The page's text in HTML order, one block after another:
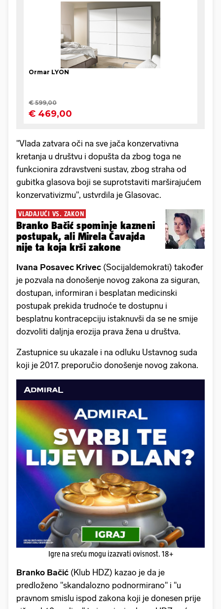
"Vlada zatvara oči na sve jača konzervativna
kretanja u društvu i dopušta da zbog toga ne
funkcionira zdravstveni sustav, zbog straha od
gubitka glasova boji se suprotstaviti marširajućem
konzervativizmu", ustvrdila je Glasovac.
VLADAJUĆI VS. ZAKON
Branko Bačić spominje kazneni
postupak, ali Mirela Čavajda
nije ta koja krši zakone
Ivana Posavec Krivec (Socijaldemokrati) također
je pozvala na donošenje novog zakona za siguran,
dostupan, informiran i besplatan medicinski
postupak prekida trudnoće te dostupnu i
besplatnu kontracepciju istaknuvši da se ne smije
dozvoliti daljnja erozija prava žena u društva.
Zastupnice su ukazale i na odluku Ustavnog suda
koji je 2017. preporučio donošenje novog zakona.
Igre na sreću mogu izazvati ovisnost. 18+
Branko Bačić (Klub HDZ) kazao je da je
predloženo "skandalozno podnormirano" i "u
pravnom smislu ispod zakona koji je donesen prije